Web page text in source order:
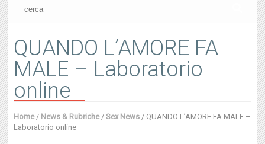
QUANDO L’AMORE FA
MALE – Laboratorio
online
Home / News & Rubriche /Sex News / QUANDO L’AMORE FA MALE –
Laboratorio online